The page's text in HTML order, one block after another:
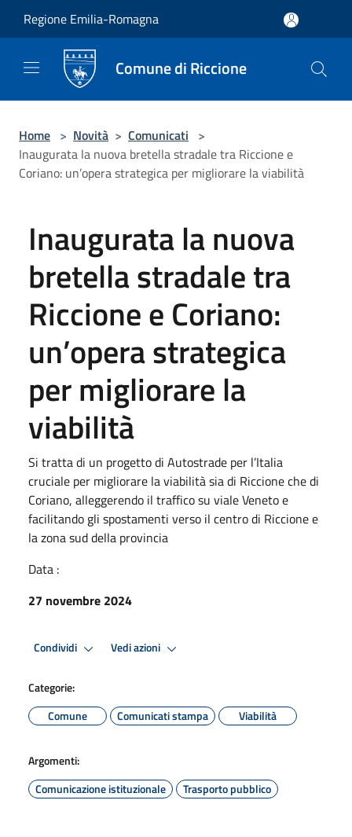
Regione Emilia-Romagna
Comune di Riccione
Home > Novità > Comunicati >
Inaugurata la nuova bretella stradale tra Riccione e
Coriano: un’opera strategica per migliorare la viabilità
Inaugurata la nuova
bretella stradale tra
Riccione e Coriano:
un’opera strategica
per migliorare la
viabilità
Si tratta di un progetto di Autostrade per l’Italia
cruciale per migliorare la viabilità sia di Riccione che di
Coriano, alleggerendo il traffico su viale Veneto e
facilitando gli spostamenti verso il centro di Riccione e
la zona sud della provincia
Data :
27 novembre 2024
Condividi Vedi azioni
Categorie:
Comune
Comunicati stampa Viabilità
Argomenti:
Comunicazione istituzionale
Trasporto pubblico